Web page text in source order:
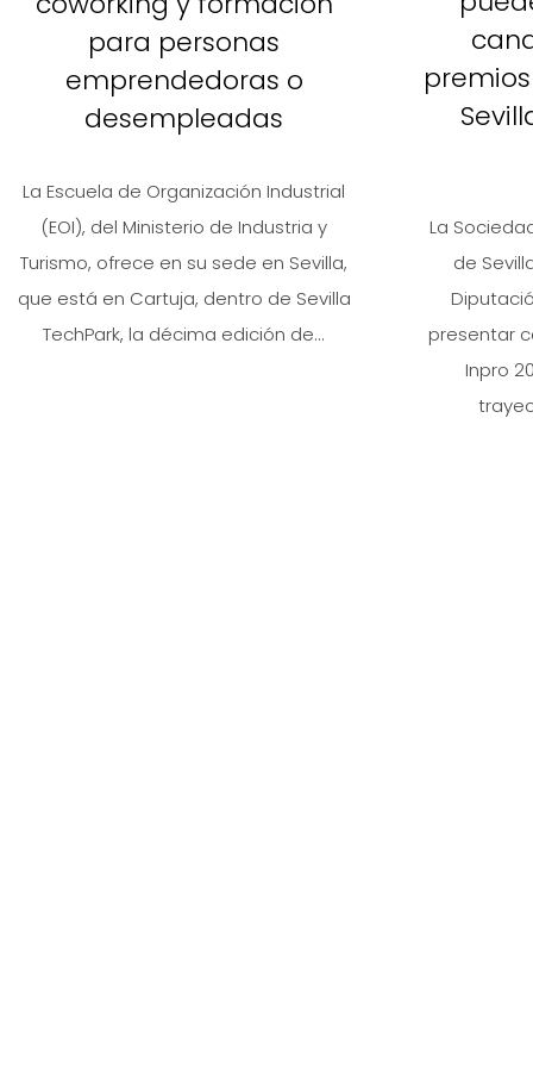
para personas
emprendedoras o
desempleadas
La Escuela de Organización Industrial
(EOI), del Ministerio de Industria y
Turismo, ofrece en su sede en Sevilla,
que está en Cartuja, dentro de Sevilla
TechPark, la décima edición de...
La
de
presentar
Inpro